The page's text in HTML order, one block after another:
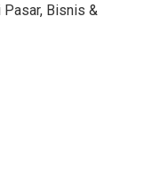
Bisnis &